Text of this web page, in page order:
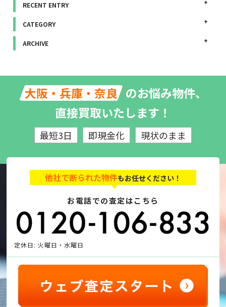
RECENT ENTRY
CATEGORY
ARCHIVE
大阪・兵庫・奈良 のお悩み物件、
直接買取いたします！
最短3日 即現金化 現状のまま
他社で断られた物件もお任せください！
お電話での査定はこちら
定休日: 火曜日・水曜日